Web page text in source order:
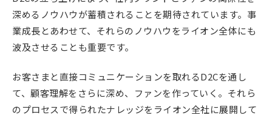
深めるノウハウが蓄積されることを期待されています。事
業成長とあわせて、それらのノウハウをライオン全体にも
波及させることも重要です。
お客さまと直接コミュニケーションを取れるD2Cを通し
て、顧客理解をさらに深め、ファンを作っていく。それら
のプロセスで得られたナレッジをライオン全社に展開して